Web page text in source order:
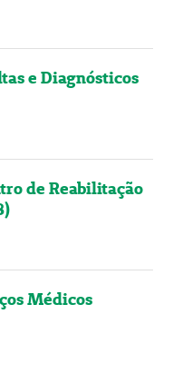
e Diagnósticos
de Reabilitação
Médicos